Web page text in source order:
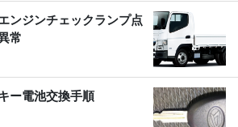
ンジンチェックランプ点
常
ー電池交換手順